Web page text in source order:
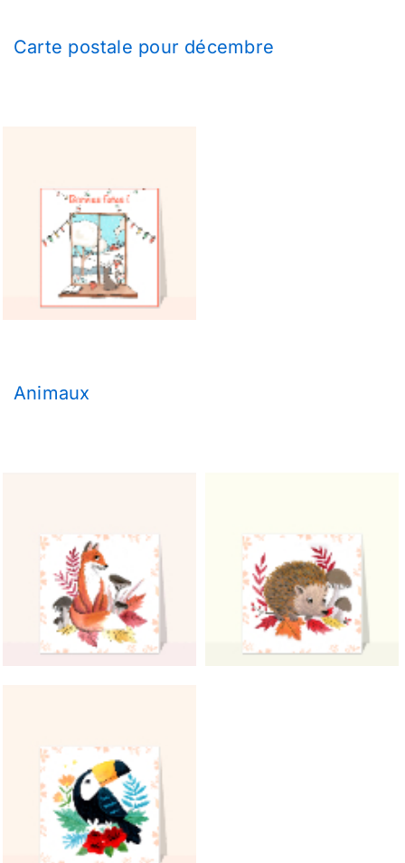
Carte postale pour décembre
Animaux